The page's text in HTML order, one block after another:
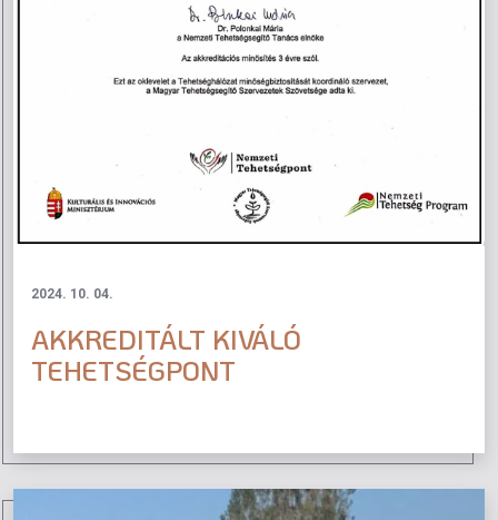
2024. 10. 04.
AKKREDITÁLT KIVÁLÓ
TEHETSÉGPONT